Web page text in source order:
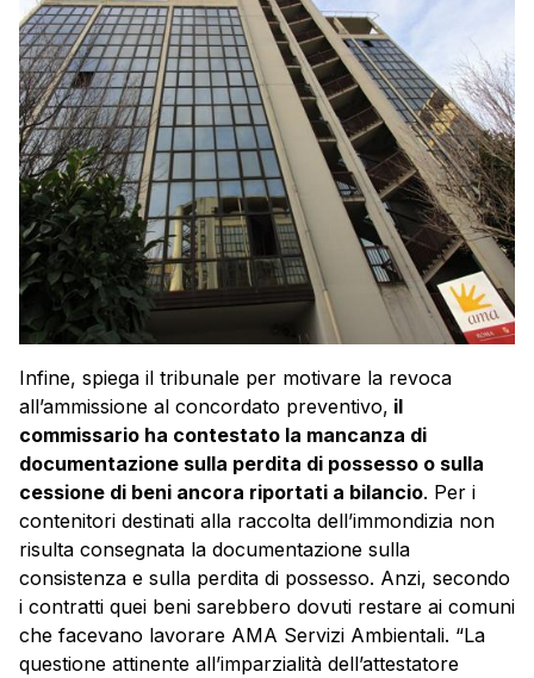
Infine, spiega il tribunale per motivare la revoca
all’ammissione al concordato preventivo, il
commissario ha contestato la mancanza di
documentazione sulla perdita di possesso o sulla
cessione di beni ancora riportati a bilancio. Per i
contenitori destinati alla raccolta dell’immondizia non
risulta consegnata la documentazione sulla
consistenza e sulla perdita di possesso. Anzi, secondo
i contratti quei beni sarebbero dovuti restare ai comuni
che facevano lavorare AMA Servizi Ambientali. “La
questione attinente all’imparzialità dell’attestatore